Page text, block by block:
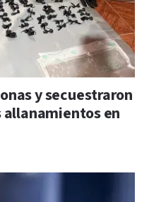
y secuestraron
allanamientos en